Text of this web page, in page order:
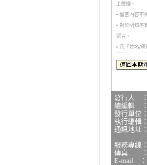
上層樓。
• 留言內容不
• 對於明知不
留言。
• 凡「姓名/
發行人
總編輯
發行單位
執行編輯
通訊地址
中央研
服務專線
傳真 ：
E-mail ：